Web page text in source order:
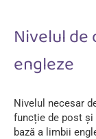
Nivelul de
engleze
Nivelul necesar
funcție de post și
bază a limbii